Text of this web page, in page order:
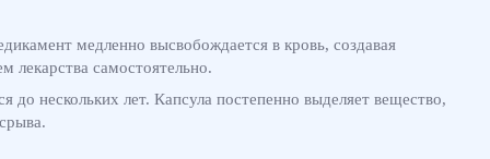
медленно высвобождается в кровь, создавая
лекарства самостоятельно.
нескольких лет. Капсула постепенно выделяет вещество,